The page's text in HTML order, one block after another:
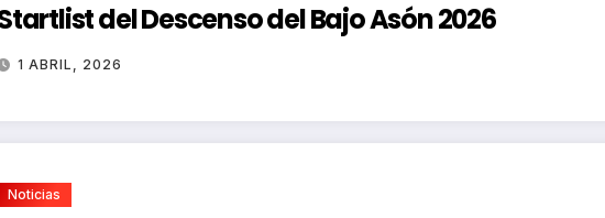
del Descenso del Bajo Asón 2026
1 ABRIL, 2026
Noticias